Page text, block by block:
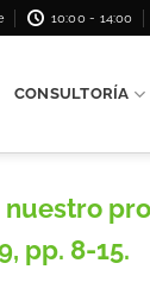
10:00 - 14:00
CONSULTORÍA
pp. 8-15.